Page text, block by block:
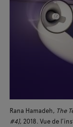
Rana Hamadeh, The
#4], 2018. Vue de